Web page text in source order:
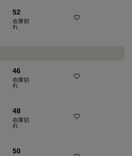
52
在庫切
れ
46
在庫切
れ
48
在庫切
れ
50